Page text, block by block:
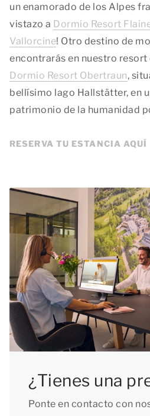
un enamorado de los Alpes
vistazo a Dormio Resort
Vallorcine! Otro destino de
encontrarás en nuestro resort
Dormio Resort Obertraun,
bellísimo lago Hallstätter, en
patrimonio de la humanidad
RESERVA TU ESTANCIA AQUÍ
¿Tienes una
Ponte en contacto con